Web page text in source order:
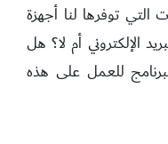
توفرها لنا أجهزة
الإلكتروني أم لا؟ هل
للعمل على هذه